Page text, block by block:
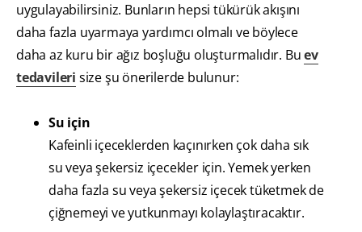
uygulayabilirsiniz. Bunların hepsi tükürük akışını
daha fazla uyarmaya yardımcı olmalı ve böylece
daha az kuru bir ağız boşluğu oluşturmalıdır. Buev
tedavileri size şu önerilerde bulunur:
Su için
Kafeinli içeceklerden kaçınırken çok daha sık
su veya şekersiz içecekler için. Yemek yerken
daha fazla su veya şekersiz içecek tüketmek de
çiğnemeyi ve yutkunmayı kolaylaştıracaktır.